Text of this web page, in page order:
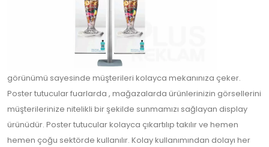
görünümü sayesinde müşterileri kolayca mekanınıza çeker.
Poster tutucular fuarlarda , mağazalarda ürünlerinizin görsellerini
müşterilerinize nitelikli bir şekilde sunmamızı sağlayan display
ürünüdür. Poster tutucular kolayca çıkartılıp takılır ve hemen
hemen çoğu sektörde kullanılır. Kolay kullanımından dolayı her